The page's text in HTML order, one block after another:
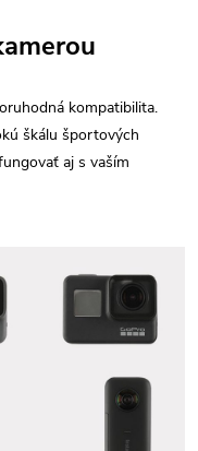
kompatibilita.
škálu športových
aj s vaším